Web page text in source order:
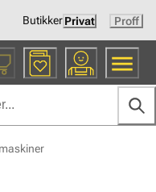
ButikkerPrivat Proff